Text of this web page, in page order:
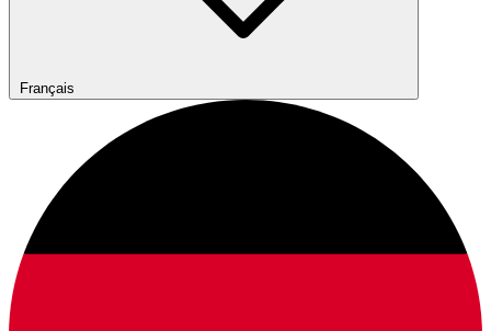
Français